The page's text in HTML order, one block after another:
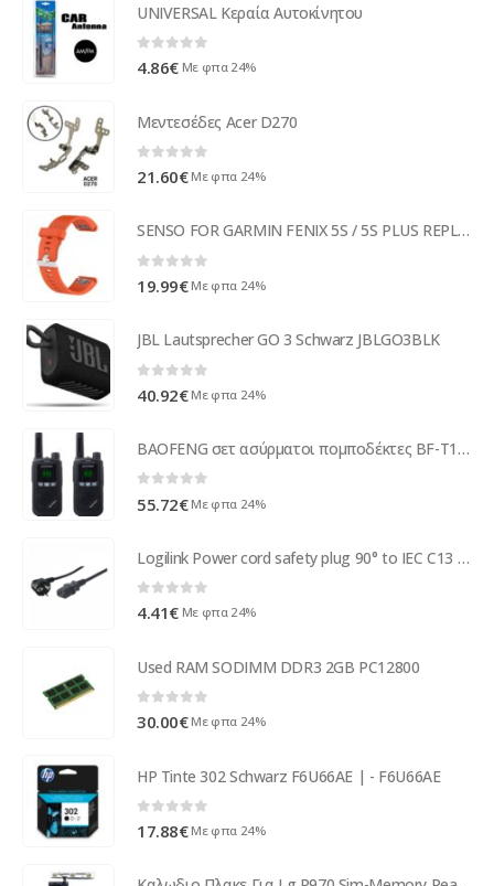
UNIVERSAL Κεραία Αυτοκίνητου
0out of 5
4.86€ Με φπα 24%
Μεντεσέδες Acer D270
0 out of 5
21.60€ Με φπα 24%
SENSO FOR GARMIN FENIX 5S / 5S PLUS REPLACEMENT BAND orange
0 out of 5
19.99€ Με φπα 24%
JBL Lautsprecher GO 3 Schwarz JBLGO3BLK
40.92€ Με φπα 24%
BAOFENG σετ ασύρματοι πομποδέκτες BF-T17, PMR, 0.5W, μαύρο, 2τμχ
55.72€ Με φπα 24%
Logilink Power cord safety plug 90° to IEC C13 female 3m black CP095
0out of 5
4.41€ Με φπα 24%
Used RAM SODIMM DDR3 2GB PC12800
0 out of 5
30.00€ Με φπα 24%
HP Tinte 302 Schwarz F6U66AE | - F6U66AE
0 out of 5
17.88€ Με φπα 24%